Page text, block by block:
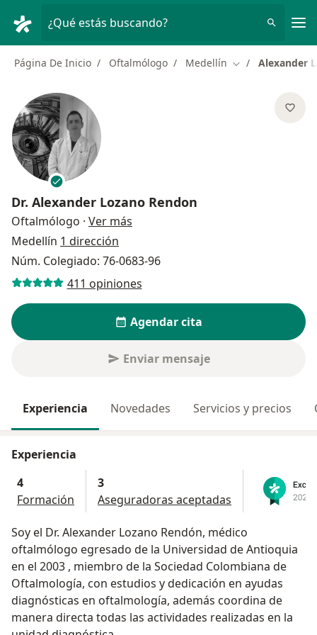
¿Qué estás buscando?
Página De Inicio Oftalmólogo Medellín Cambiar de
Alexander
Dr. Alexander Lozano Rendon
Oftalmólogo · Ver más
Medellín 1 dirección
Núm. Colegiado: 76-0683-96
411 opiniones
Agendar cita
Enviar mensaje
Experiencia Novedades Servicios y precios
Experiencia
4
Formación
3
Aseguradoras aceptadas
Soy el Dr. Alexander Lozano Rendón, médico
oftalmólogo egresado de la Universidad de Antioquia
en el 2003 , miembro de la Sociedad Colombiana de
Oftalmología, con estudios y dedicación en ayudas
diagnósticas en oftalmología, además coordina de
manera directa todas las actividades realizadas en la